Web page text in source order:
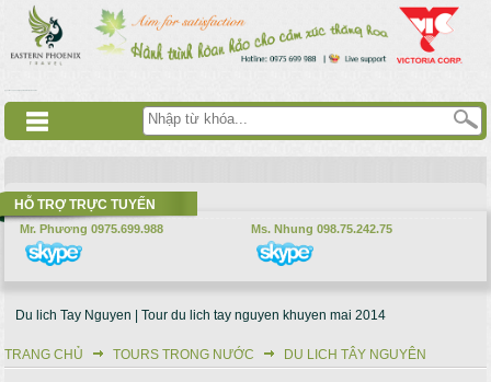
Nhảy đến nội dung
HỖ TRỢ TRỰC TUYẾN
Mr. Phương 0975.699.988 Ms. Nhung 098.75.242.75
Du lich Tay Nguyen | Tour du lich tay nguyen khuyen mai 2014
Bạn đang ở đây
TRANG CHỦ TOURS TRONG NƯỚC DU LICH TÂY NGUYÊN